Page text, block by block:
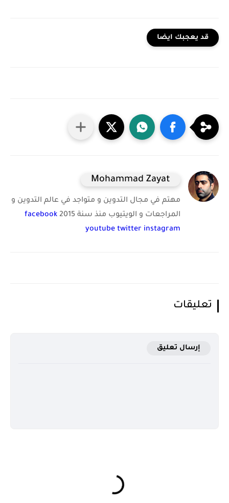
قد يعجبك ايضا
Mohammad Zayat
مهتم في مجال التدوين و متواجد في عالم التدوين و
المراجعات و الويتيوب منذ سنة 2015
facebook
youtube twitter instagram
تعليقات
إرسال تعليق